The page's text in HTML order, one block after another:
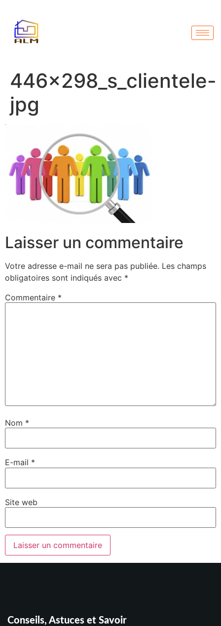
446x298_s_clientele-
jpg
Laisser un commentaire
Votre adresse e-mail ne sera pas publiée. Les champs
obligatoires sont indiqués avec *
Commentaire *
Nom *
E-mail *
Site web
Conseils, Astuces et Savoir